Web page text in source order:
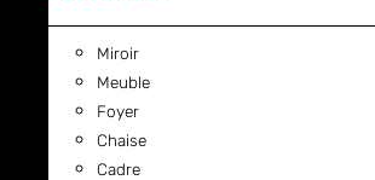
Miroir
Meuble
Foyer
Chaise
Cadre